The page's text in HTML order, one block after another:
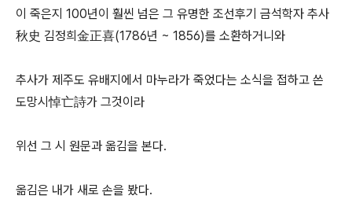
이 죽은지 100년이 훨씬 넘은 그 유명한 조선후기 금석학자 추사
秋史 김정희金正喜(1786년 ~ 1856)를 소환하거니와
추사가 제주도 유배지에서 마누라가 죽었다는 소식을 접하고 쓴
도망시悼亡詩가 그것이라
위선 그 시 원문과 옮김을 본다.
옮김은 내가 새로 손을 봤다.